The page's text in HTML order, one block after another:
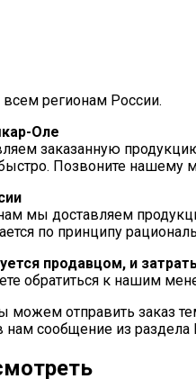
регионам России.
Оле
заказанную
Позвоните нашему
мы доставляем
по принципу
продавцом, и
обратиться к нашим
отправить заказ
сообщение из раздела